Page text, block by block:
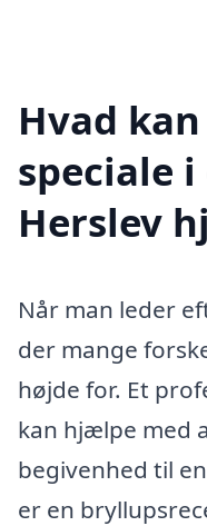
Hvad
speciale
Herslev
Når man leder
der mange
højde for. Et
kan hjælpe med
begivenhed til
er en